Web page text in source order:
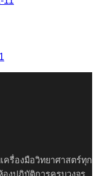
ครื่องมือวิทยาศาสตร์ทุก